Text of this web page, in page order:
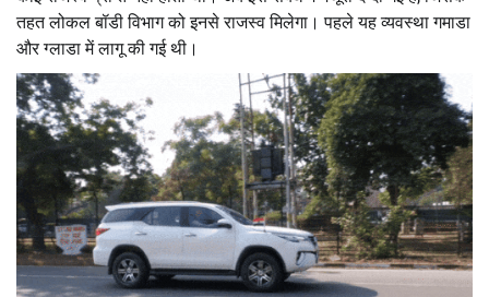
तहत लोकल बॉडी विभाग को इनसे राजस्व मिलेगा। पहले यह व्यवस्था गमाडा
और ग्लाडा में लागू की गई थी।